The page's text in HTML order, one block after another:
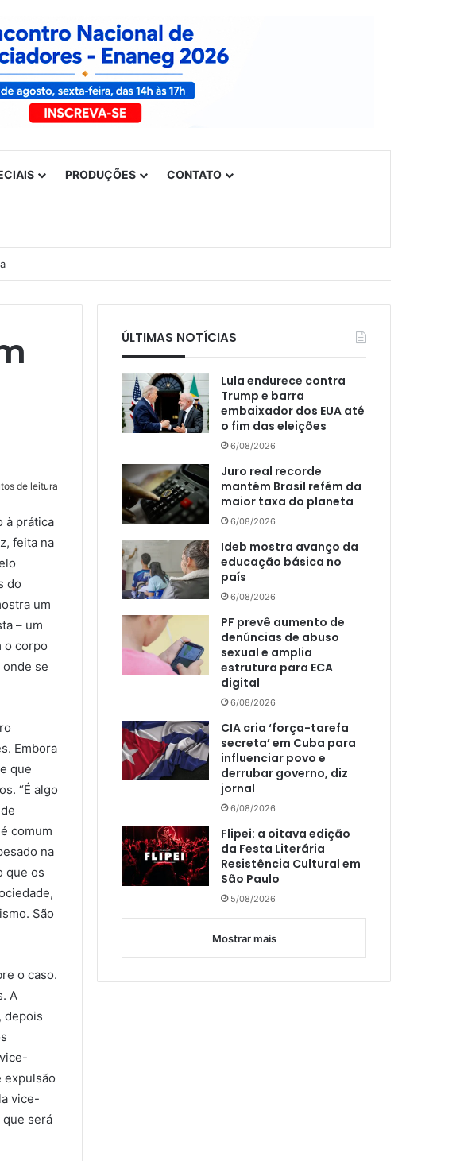
PRODUÇÕES CONTATO
de leitura
à prática
feita na
do
um
– um
o corpo
se
Embora
que
“É algo
comum
na
que os
São
o caso.
A
depois
expulsão
vice-
que será
ÚLTIMAS NOTÍCIAS
Lula endurece contra
Trump e barra
embaixador dos EUA até
o fim das eleições
6/08/2026
Juro real recorde
mantém Brasil refém da
maior taxa do planeta
6/08/2026
Ideb mostra avanço da
educação básica no
país
6/08/2026
PF prevê aumento de
denúncias de abuso
sexual e amplia
estrutura para ECA
digital
6/08/2026
CIA cria ‘força-tarefa
secreta’ em Cuba para
influenciar povo e
derrubar governo, diz
jornal
6/08/2026
Flipei: a oitava edição
da Festa Literária
Resistência Cultural em
São Paulo
5/08/2026
Mostrar mais